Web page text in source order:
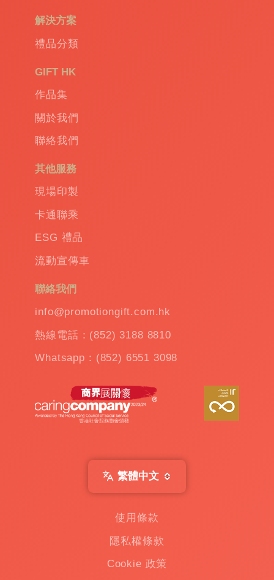
解決方案
禮品分類
GIFT HK
作品集
關於我們
聯絡我們
其他服務
現場印製
卡通聯乘
ESG 禮品
流動宣傳車
聯絡我們
info@promotiongift.com.hk
熱線電話：(852) 3188 8810
Whatsapp：(852) 6551 3098
繁體中文
使用條款
隱私權條款
Cookie 政策